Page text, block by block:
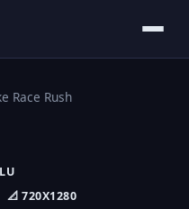
Race Rush
📐 720X1280